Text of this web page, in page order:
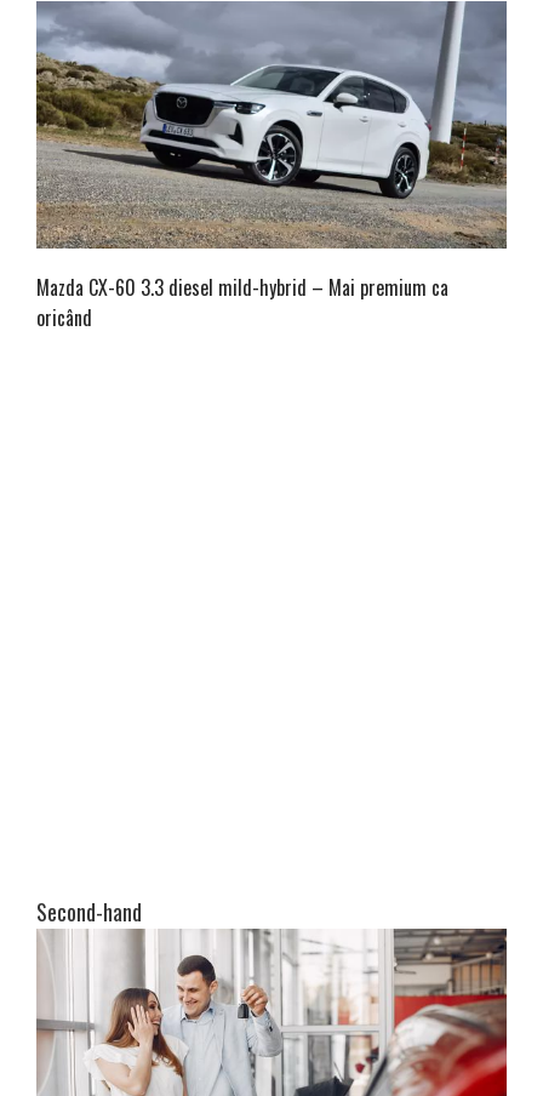
Mazda CX-60 3.3 diesel mild-hybrid – Mai premium ca
oricând
Second-hand